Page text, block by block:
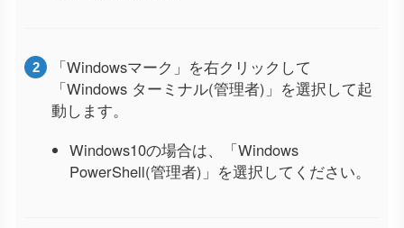
「Windowsマーク」を右クリックして
「Windows ターミナル(管理者)」を選択して起
動します。
Windows10の場合は、「Windows
PowerShell(管理者)」を選択してください。